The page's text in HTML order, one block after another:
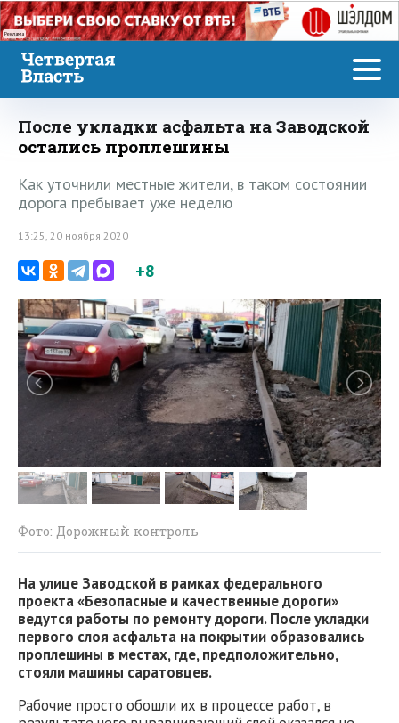
Реклама
После укладки асфальта на Заводской
остались проплешины
Как уточнили местные жители, в таком состоянии
дорога пребывает уже неделю
13:25, 20 ноября 2020
+8
Фото: Дорожный контроль
На улице Заводской в рамках федерального
проекта «Безопасные и качественные дороги»
ведутся работы по ремонту дороги. После укладки
первого слоя асфальта на покрытии образовались
проплешины в местах, где, предположительно,
стояли машины саратовцев.
Рабочие просто обошли их в процессе работ, в